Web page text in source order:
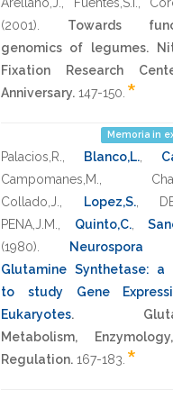
(2001)
Towards
genomics of legumes.
Fixation Research
Anniversary. 147-150 *
Memoria in
Palacios,R. Blanco,L.
Campomanes,M.
Collado,J.
Lopez,S.,
PENA,J.M.
Quinto,C.,
(1980)
Neurospora
Glutamine Synthetase: a
to study Gene
Eukaryotes.
Metabolism,
Regulation. 167-183 *